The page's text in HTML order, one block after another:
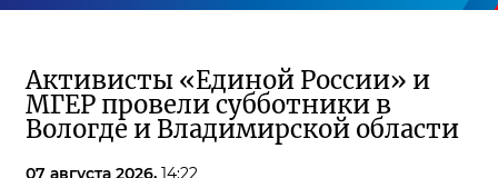
Активисты «Единой России» и
МГЕР провели субботники в
Вологде и Владимирской области
07 августа 2026, 14:22